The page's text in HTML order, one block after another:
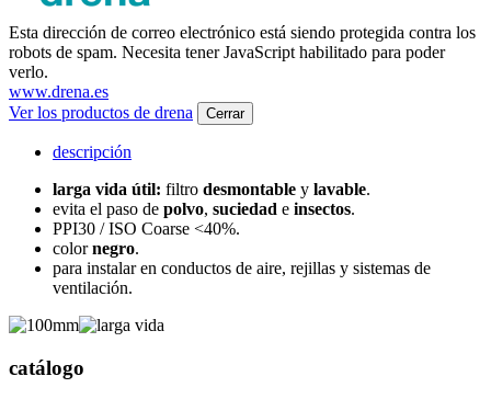
Esta dirección de correo electrónico está siendo protegida contra los
robots de spam. Necesita tener JavaScript habilitado para poder
verlo.
www.drena.es
Ver los productos de drena
Cerrar
descripción
larga vida útil: filtro desmontable y lavable.
evita el paso de polvo, suciedad e insectos.
PPI30 / ISO Coarse <40%.
colornegro.
para instalar en conductos de aire, rejillas y sistemas de
ventilación.
catálogo